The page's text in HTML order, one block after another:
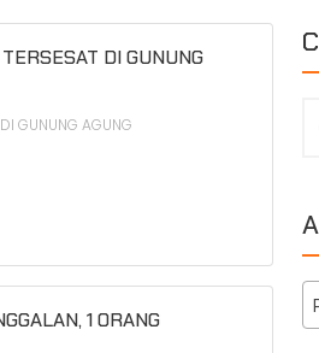
DI GUNUNG
GUNUNG AGUNG
1 ORANG